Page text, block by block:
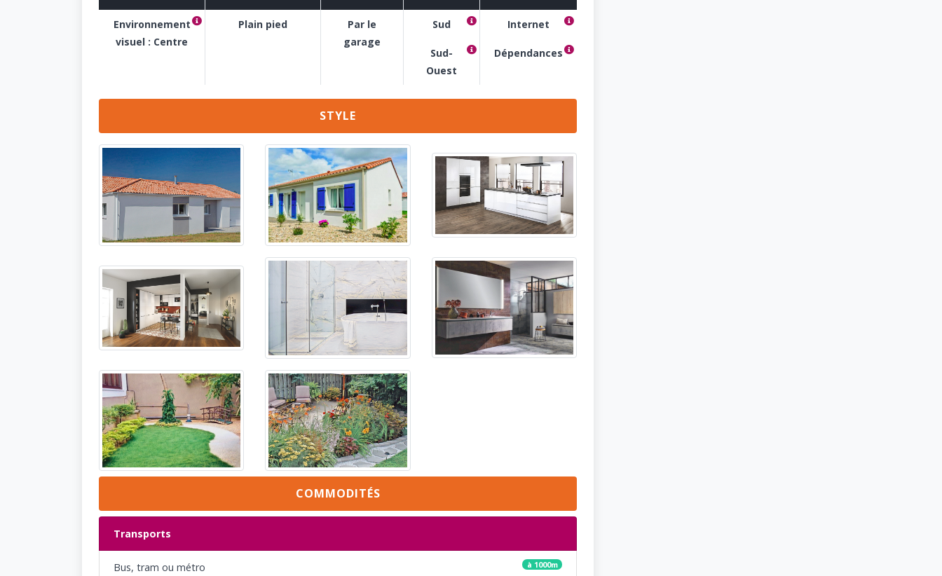
Environnement
visuel : Centre Centre ville, hyper centre, très dense ...
Plain pied
Par le
garage
Sudluminosité des pièces de vie maximale de 12H à 18H
Sud-
Ouest
Internet Fibre optique ou excellent débit
DépendancesSous sol, garage , buanderie , cave ...
STYLE
COMMODITÉS
Transports
Bus, tram ou métro à 1000m